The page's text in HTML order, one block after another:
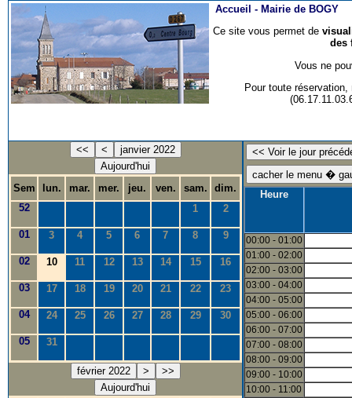
Accueil - Mairie de BOGY
Ce site vous permet de
des
Vous ne
Pour toute
<< <
janvier 2022
Aujourd'hui
Sem
lun. mar. mer. jeu. ven. sam.
dim.
52
1 2
01 3 4 5 6 7 8 9
02 10 11 12 13 14 15 16
03 17 18 19 20 21 22 23
04 24 25 26 27 28 29 30
05 31
février 2022 >
>>
Aujourd'hui
Heure
00:00 - 01:00
01:00 - 02:00
02:00 - 03:00
03:00 - 04:00
04:00 - 05:00
05:00 - 06:00
06:00 - 07:00
07:00 - 08:00
08:00 - 09:00
09:00 - 10:00
10:00 - 11:00